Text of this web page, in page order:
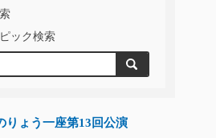
ック検索
りょう一座第13回公演